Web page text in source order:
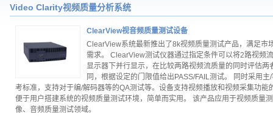
Video Clarity视频质量分析系统
ClearView视音频质量测试设备
ClearView系统最新推出了8k视频质量测试产品，满足市
需求。 ClearView测试仪器通过指定条件可以将2路视频
显示器下并行显示，在比较两路视频流质量的同时评估两
同，根据设定的门限值给出PASS/FAIL测试。 同时采用主
考标准，支持对于编/解码器等的QA测试等。设备支持视频播放和视频采集功能
便于用户搭建系统的视频质量测试环境，简单而实用。 该产品应用于视频质量
像、音频质量测试领域。